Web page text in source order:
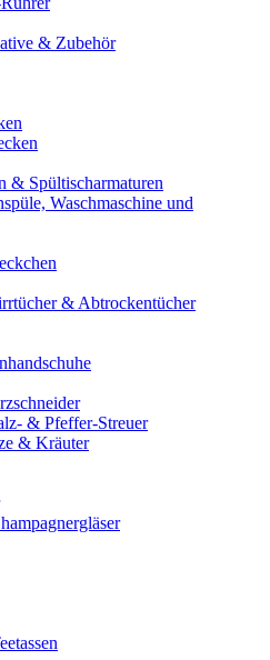
& Zubehör
& Spültischarmaturen
Waschmaschine und
& Abtrockentücher
& Pfeffer-Streuer
& Kräuter